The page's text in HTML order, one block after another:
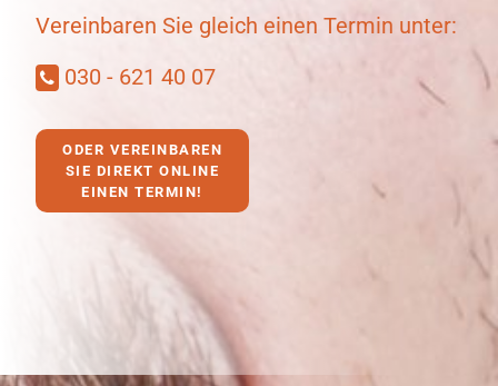
Vereinbaren Sie gleich einen Termin unter:
030 - 621 40 07
ODER VEREINBAREN
SIE DIREKT ONLINE
EINEN TERMIN!